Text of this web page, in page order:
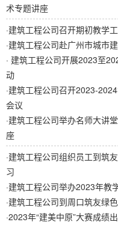
术专题讲座
·建筑工程公司召开期初教学
·建筑工程公司赴广州市城市
· 建筑工程公司开展2023至
动
·建筑工程公司召开2023-
会议
·建筑工程公司举办名师大讲
座
·建筑工程公司组织员工到筑
习
·建筑工程公司举办2023年教
·建筑工程公司到周口筑友绿
·2023年“建美中原”大赛成绩